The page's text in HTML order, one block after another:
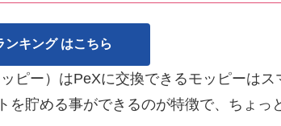
キング はこちら
ピー）はPeXに交換できるモッピーは
を貯める事ができるのが特徴で、ちょっ